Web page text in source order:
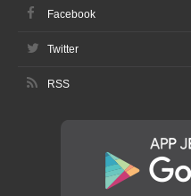
Facebook
Twitter
RSS